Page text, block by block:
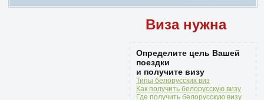
Виза нужна
Определите цель Вашей
поездки
и получите визу
Типы белорусских виз
Как получить белорусскую визу
Где получить белорусскую визу